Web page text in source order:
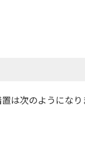
は次のようになり